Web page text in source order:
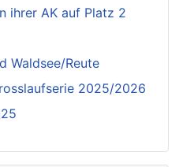
ihrer AK auf Platz 2
Waldsee/Reute
2025/2026